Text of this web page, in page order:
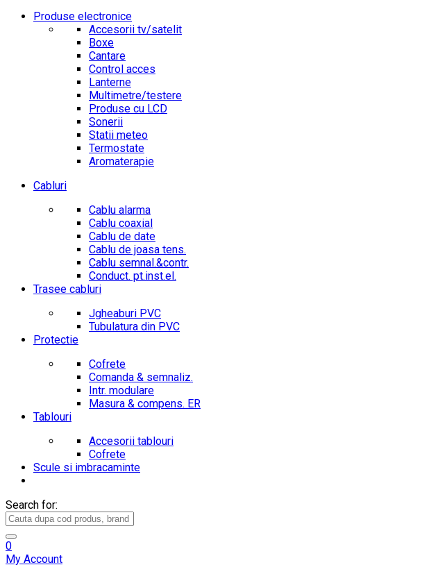
Produse electronice
Accesorii tv/satelit
Boxe
Cantare
Control acces
Lanterne
Multimetre/testere
Produse cu LCD
Sonerii
Statii meteo
Termostate
Aromaterapie
Cabluri
Cablu alarma
Cablu coaxial
Cablu de date
Cablu de joasa tens.
Cablu semnal.&contr.
Conduct. pt.inst.el.
Trasee cabluri
Jgheaburi PVC
Tubulatura din PVC
Protectie
Cofrete
Comanda & semnaliz.
Intr. modulare
Masura & compens. ER
Tablouri
Accesorii tablouri
Cofrete
Scule si imbracaminte
Search for:
0
My Account